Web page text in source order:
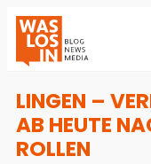
LINGEN –
AB HEUTE
ROLLEN